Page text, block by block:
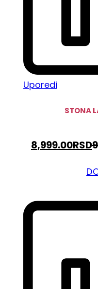
Uporedi
STONA
8,999.00RSD